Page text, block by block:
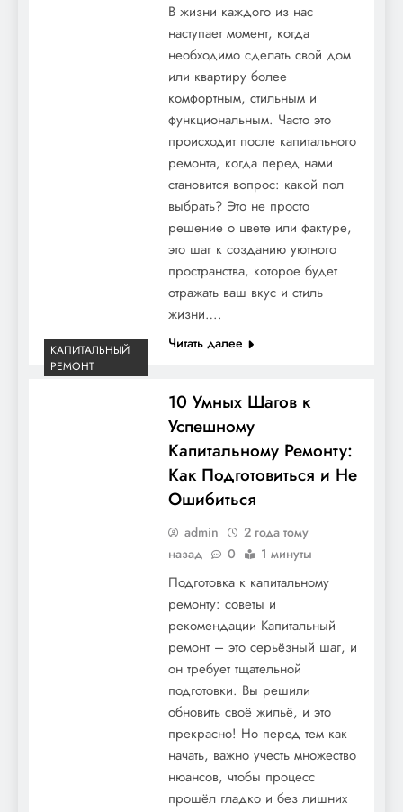
В жизни каждого из нас
наступает момент, когда
необходимо сделать свой дом
или квартиру более
комфортным, стильным и
функциональным. Часто это
происходит после капитального
ремонта, когда перед нами
становится вопрос: какой пол
выбрать? Это не просто
решение о цвете или фактуре,
это шаг к созданию уютного
пространства, которое будет
отражать ваш вкус и стиль
жизни….
Читать далее
КАПИТАЛЬНЫЙ
РЕМОНТ
10 Умных Шагов к
Успешному
Капитальному Ремонту:
Как Подготовиться и Не
Ошибиться
admin
2 года тому
назад
0 1 минуты
Подготовка к капитальному
ремонту: советы и
рекомендации Капитальный
ремонт – это серьёзный шаг, и
он требует тщательной
подготовки. Вы решили
обновить своё жильё, и это
прекрасно! Но перед тем как
начать, важно учесть множество
нюансов, чтобы процесс
прошёл гладко и без лишних